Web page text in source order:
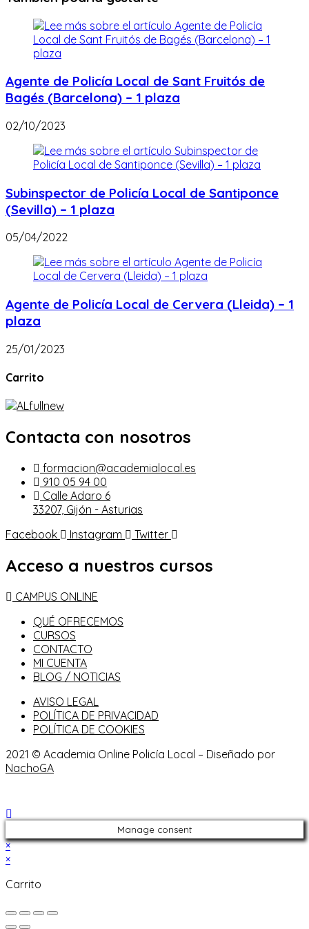
Agente de Policía Local de Sant Fruitós de
Bagés (Barcelona) – 1 plaza
02/10/2023
Subinspector de Policía Local de Santiponce
(Sevilla) – 1 plaza
05/04/2022
Agente de Policía Local de Cervera (Lleida) – 1
plaza
25/01/2023
Carrito
Contacta con nosotros
formacion@academialocal.es
910 05 94 00
Calle Adaro 6
33207, Gijón - Asturias
Facebook
Instagram Twitter
Acceso a nuestros cursos
CAMPUS ONLINE
QUÉ OFRECEMOS
CURSOS
CONTACTO
MI CUENTA
BLOG / NOTICIAS
AVISO LEGAL
POLÍTICA DE PRIVACIDAD
POLÍTICA DE COOKIES
2021 © Academia Online Policía Local – Diseñado por
NachoGA
Manage consent
×
×
Carrito